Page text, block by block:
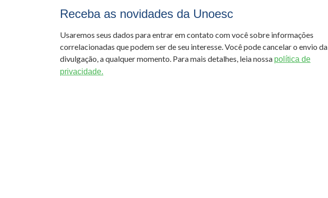
Receba as novidades da Unoesc
Usaremos seus dados para entrar em contato com você sobre informações
correlacionadas que podem ser de seu interesse. Você pode cancelar o envio da
divulgação, a qualquer momento. Para mais detalhes, leia nossa política de
privacidade.